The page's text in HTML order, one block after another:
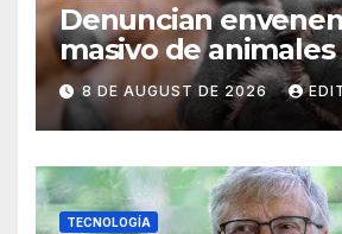
Denuncian
masivo de animales
Querétaro
8 DE AUGUST DE 2026
TECNOLOGÍA